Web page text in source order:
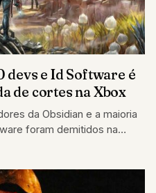
devs e Id Software é
de cortes na Xbox
da Obsidian e a maioria
foram demitidos na